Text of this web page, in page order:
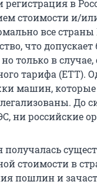
регистрация в
стоимости и/
все
что
только в
тарифа (ЕТТ).
машин, которые
До
ни российские
стоимости в
пошлин и